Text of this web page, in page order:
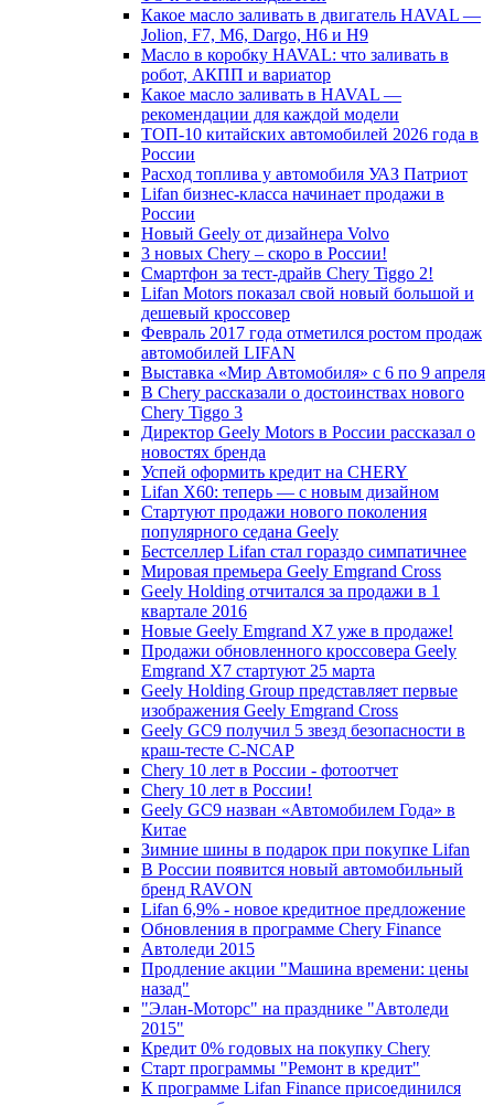
Какое масло заливать в двигатель HAVAL —
Jolion, F7, M6, Dargo, H6 и H9
Масло в коробку HAVAL: что заливать в
робот, АКПП и вариатор
Какое масло заливать в HAVAL —
рекомендации для каждой модели
ТОП-10 китайских автомобилей 2026 года в
России
Расход топлива у автомобиля УАЗ Патриот
Lifan бизнес-класса начинает продажи в
России
Новый Geely от дизайнера Volvo
3 новых Chery – скоро в России!
Смартфон за тест-драйв Chery Tiggo 2!
Lifan Motors показал свой новый большой и
дешевый кроссовер
Февраль 2017 года отметился ростом продаж
автомобилей LIFAN
Выставка «Мир Автомобиля» с 6 по 9 апреля
В Chery рассказали о достоинствах нового
Chery Tiggo 3
Директор Geely Motors в России рассказал о
новостях бренда
Успей оформить кредит на CHERY
Lifan X60: теперь — с новым дизайном
Стартуют продажи нового поколения
популярного седана Geely
Бестселлер Lifan стал гораздо симпатичнее
Мировая премьера Geely Emgrand Cross
Geely Holding отчитался за продажи в 1
квартале 2016
Новые Geely Emgrand X7 уже в продаже!
Продажи обновленного кроссовера Geely
Emgrand X7 стартуют 25 марта
Geely Holding Group представляет первые
изображения Geely Emgrand Cross
Geely GC9 получил 5 звезд безопасности в
краш-тесте C-NCAP
Chery 10 лет в России - фотоотчет
Chery 10 лет в России!
Geely GC9 назван «Автомобилем Года» в
Китае
Зимние шины в подарок при покупке Lifan
В России появится новый автомобильный
бренд RAVON
Lifan 6,9% - новое кредитное предложение
Обновления в программе Chery Finance
Автоледи 2015
Продление акции "Машина времени: цены
назад"
"Элан-Моторс" на празднике "Автоледи
2015"
Кредит 0% годовых на покупку Chery
Старт программы "Ремонт в кредит"
К программе Lifan Finance присоединился